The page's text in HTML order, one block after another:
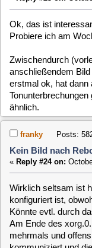
720x480i
640x480
720x400 70.08
DP-1 disconnected
..
ok, hat dann aber im Laufe
„also broken pipe“ oder so
Bei 60Hz müsstest du in
softhddevice den 60HZ
Ansonsten gibt es
Da die Sender ja mit
die GPU auf 50Hz zu
hdvdr Posts: 13
Kein Bild nach Reboot
Hallo Klaus,
es funktioniert!
Ich habe neu installiert,
webif HDMI-2/FullHD/
Paket Updates installiert,